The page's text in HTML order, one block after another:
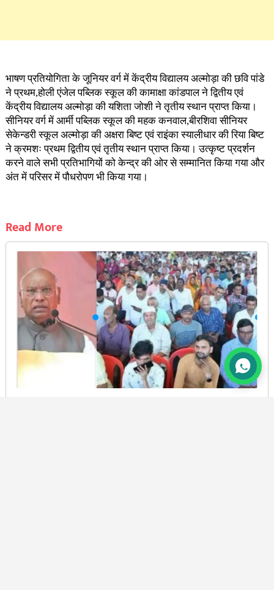
भाषण प्रतियोगिता के जूनियर वर्ग में केंद्रीय विद्यालय अल्मोड़ा की छवि पांडे
ने प्रथम,होली एंजेल पब्लिक स्कूल की कामाक्षा कांडपाल ने द्वितीय एवं
केंद्रीय विद्यालय अल्मोड़ा की यशिता जोशी ने तृतीय स्थान प्राप्त किया।
सीनियर वर्ग में आर्मी पब्लिक स्कूल की महक कनवाल,बीरशिवा सीनियर
सेकेन्डरी स्कूल अल्मोड़ाकी अक्षरा बिष्ट एवं राइंका स्यालीधार की रिया बिष्ट
ने क्रमशः प्रथम द्वितीय एवं तृतीय स्थान प्राप्त किया। उत्कृष्ट प्रदर्शन
करने वाले सभी प्रतिभागियों को केन्द्र की ओर से सम्मानित किया गया और
अंत में परिसर में पौधरोपण भी किया गया।
Read More